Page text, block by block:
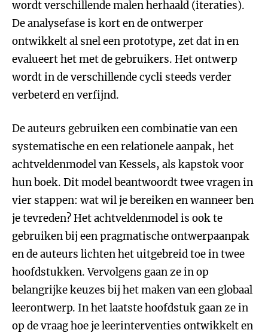
wordt verschillende malen herhaald (iteraties).
De analysefase is kort en de ontwerper
ontwikkelt al snel een prototype, zet dat in en
evalueert het met de gebruikers. Het ontwerp
wordt in de verschillende cycli steeds verder
verbeterd en verfijnd.
De auteurs gebruiken een combinatie van een
systematische en een relationele aanpak, het
achtveldenmodel van Kessels, als kapstok voor
hun boek. Dit model beantwoordt twee vragen in
vier stappen: wat wil je bereiken en wanneer ben
je tevreden? Het achtveldenmodel is ook te
gebruiken bij een pragmatische ontwerpaanpak
en de auteurs lichten het uitgebreid toe in twee
hoofdstukken. Vervolgens gaan ze in op
belangrijke keuzes bij het maken van een globaal
leerontwerp. In het laatste hoofdstuk gaan ze in
op de vraag hoe je leerinterventies ontwikkelt en